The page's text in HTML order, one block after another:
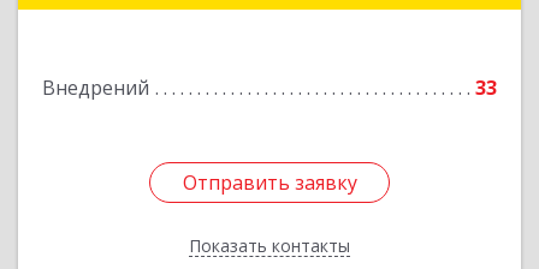
Внедрений 33
Отправить заявку
Показать контакты
Отправить заявку
Назад